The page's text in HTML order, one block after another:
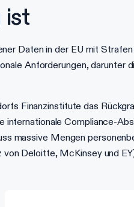
ist
Daten in der EU mit
Anforderungen, darunter
Finanzinstitute das
internationale Compliance-
massive Mengen
Deloitte, McKinsey und